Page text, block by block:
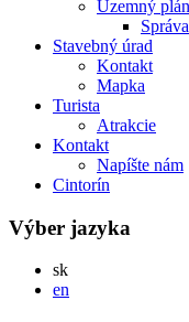
Územný
Stavebný úrad
Kontakt
Mapka
Turista
Atrakcie
Kontakt
Napíšte nám
Cintorín
Výber jazyka
skSlovensky
en